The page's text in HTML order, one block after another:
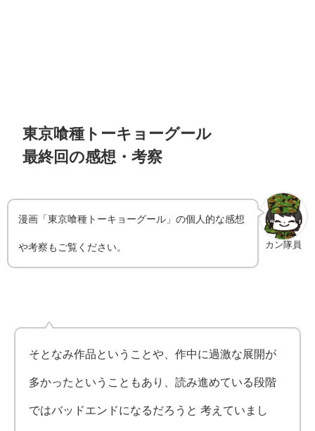
東京喰種トーキョーグール
最終回の感想・考察
カン隊員
漫画「東京喰種トーキョーグール」の個人的な感想
や考察もご覧ください。
そとなみ作品ということや、作中に過激な展開が
多かったということもあり、読み進めている段階
ではバッドエンドになるだろうと 考えていまし